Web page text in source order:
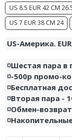
US 8.5 EUR 42 CM
US 7 EUR 38 CM 24
US-Америка.
◽️Шестая пара
◽️-500р промо-
◽️Бесплатная
◽️Вторая пара -
◽️Обмен-
Air Jordan 13
Air Jordan 23
Nike Book
Nike Freak
Nike KD
Nike PG